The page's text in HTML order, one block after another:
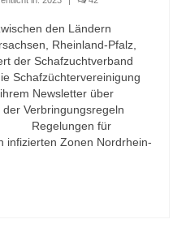
den Ländern
Rheinland-Pfalz,
der Schafzuchtverband
Schafzüchtervereinigung
Newsletter über
Verbringungsregeln
Regelungen für
infizierten Zonen Nordrhein-